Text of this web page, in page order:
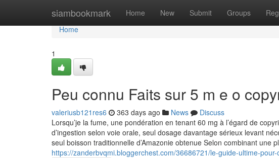
siambookmark Home New Submit Groups
Home
Home
1
Peu connu Faits sur 5 m e o
valeriusb121res6 363 days ago News
Discuss
Lorsqu’je la fume, une pondération en tenant 60 mg à l’égard de
d’ingestion selon voie orale, seul dosage davantage sérieux levant
seul boisson traditionnelle d’Amazonie obtenue Selon combinant une
https://zanderbvqmi.bloggerchest.com/36686721/le-guide-ultime-